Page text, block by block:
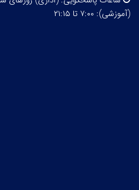
(آموزشی): ۷:۰۰ تا ۲۱:۱۵